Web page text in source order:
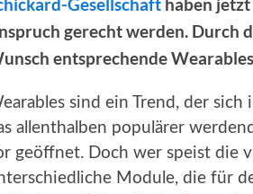
Gesell­schaft haben
gerecht werden. Durch
entsprechende
sind ein Trend, der
allenthalben populärer
geöffnet. Doch wer speist die
Module, die für